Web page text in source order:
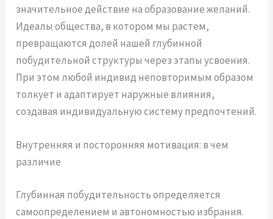
значительное действие на образование желаний.
Идеалы общества, в котором мы растем,
превращаются долей нашей глубинной
побудительной структуры через этапы усвоения.
При этом любой индивид неповторимым образом
толкует и адаптирует наружные влияния,
создавая индивидуальную систему предпочтений.
Внутренняя и посторонняя мотивация: в чем
различие
Глубинная побудительность определяется
самоопределением и автономностью избрания.